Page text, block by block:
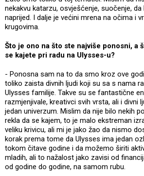
nekakvu katarzu, osvješćenje, suočenje,
naprijed. I dalje je većini mrena na očima i
krugovima.
Što je ono na što ste najviše ponosni, a
se kajete pri radu na Ulysses-u?
- Ponosna sam na to da smo kroz ove
toliko zaista divnih ljudi koji su sa s nama
Ulysses familije. Takve su se fantastične
razmjenjivale, kreativci svih vrsta, ali i divni
jedan univerzum. Mislim da nije bilo nekih
rekla da se kajem, to je malo ekstreman
veliku krivicu, ali mi je jako žao da nismo
korak prema tome da Ulysses ima jedan
tokom čitave godine i da možemo širiti
mladih, ali to nažalost jako zavisi od
od godine do godine, na samom rubu.